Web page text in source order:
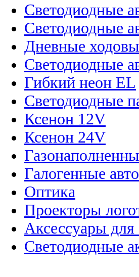
Светодиодные
Светодиодные
Дневные
Светодиодные
Гибкий неон EL
Светодиодные
Ксенон 12V
Ксенон 24V
Галогенные
Оптика
Проекторы
Аксессуары для
Светодиодные